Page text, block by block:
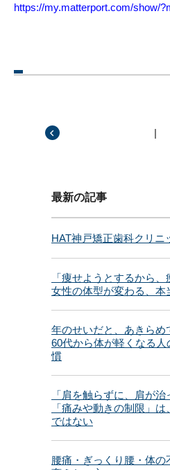
https://my.matterport.com/show/
|
最新の記事
HAT神戸矯正歯科クリニ
「痩せようとするから
女性の体型が変わる、本
年のせいだと、あきらめ
60代から体が軽くなる人
慣
「肩を触らずに、肩が
「痛みや動きの制限」
ではない
腰痛・ぎっくり腰・体の